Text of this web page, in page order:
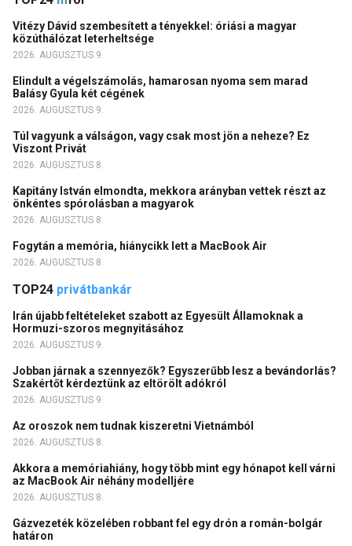
Vitézy Dávid szembesített a tényekkel: óriási a magyar
közúthálózat leterheltsége
2026. AUGUSZTUS 9.
Elindult a végelszámolás, hamarosan nyoma sem marad
Balásy Gyula két cégének
2026. AUGUSZTUS 9.
Túl vagyunk a válságon, vagy csak most jön a neheze? Ez
Viszont Privát
2026. AUGUSZTUS 8.
Kapitány István elmondta, mekkora arányban vettek részt az
önkéntes spórolásban a magyarok
2026. AUGUSZTUS 8.
Fogytán a memória, hiánycikk lett a MacBook Air
2026. AUGUSZTUS 8.
TOP24 privátbankár
Irán újabb feltételeket szabott az Egyesült Államoknak a
Hormuzi-szoros megnyitásához
2026. AUGUSZTUS 9.
Jobban járnak a szennyezők? Egyszerűbb lesz a bevándorlás?
Szakértőt kérdeztünk az eltörölt adókról
2026. AUGUSZTUS 9.
Az oroszok nem tudnak kiszeretni Vietnámból
2026. AUGUSZTUS 8.
Akkora a memóriahiány, hogy több mint egy hónapot kell várni
az MacBook Air néhány modelljére
2026. AUGUSZTUS 8.
Gázvezeték közelében robbant fel egy drón a román-bolgár
határon